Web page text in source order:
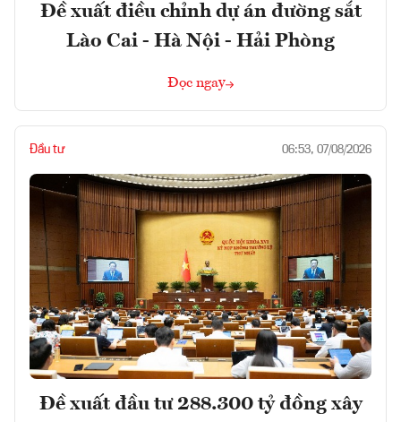
Đề xuất điều chỉnh dự án đường sắt
Lào Cai - Hà Nội - Hải Phòng
Đọc ngay
Đầu tư 06:53, 07/08/2026
Đề xuất đầu tư 288.300 tỷ đồng xây